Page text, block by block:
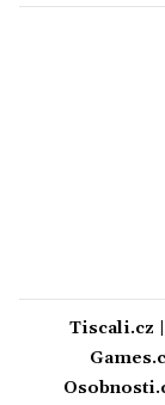
Tiscali.cz